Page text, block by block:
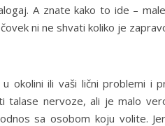
A znate kako to ide –
ni ne shvati koliko je
okolini ili vaši lični problemi i
talase nervoze, ali je malo
sa osobom koju volite.